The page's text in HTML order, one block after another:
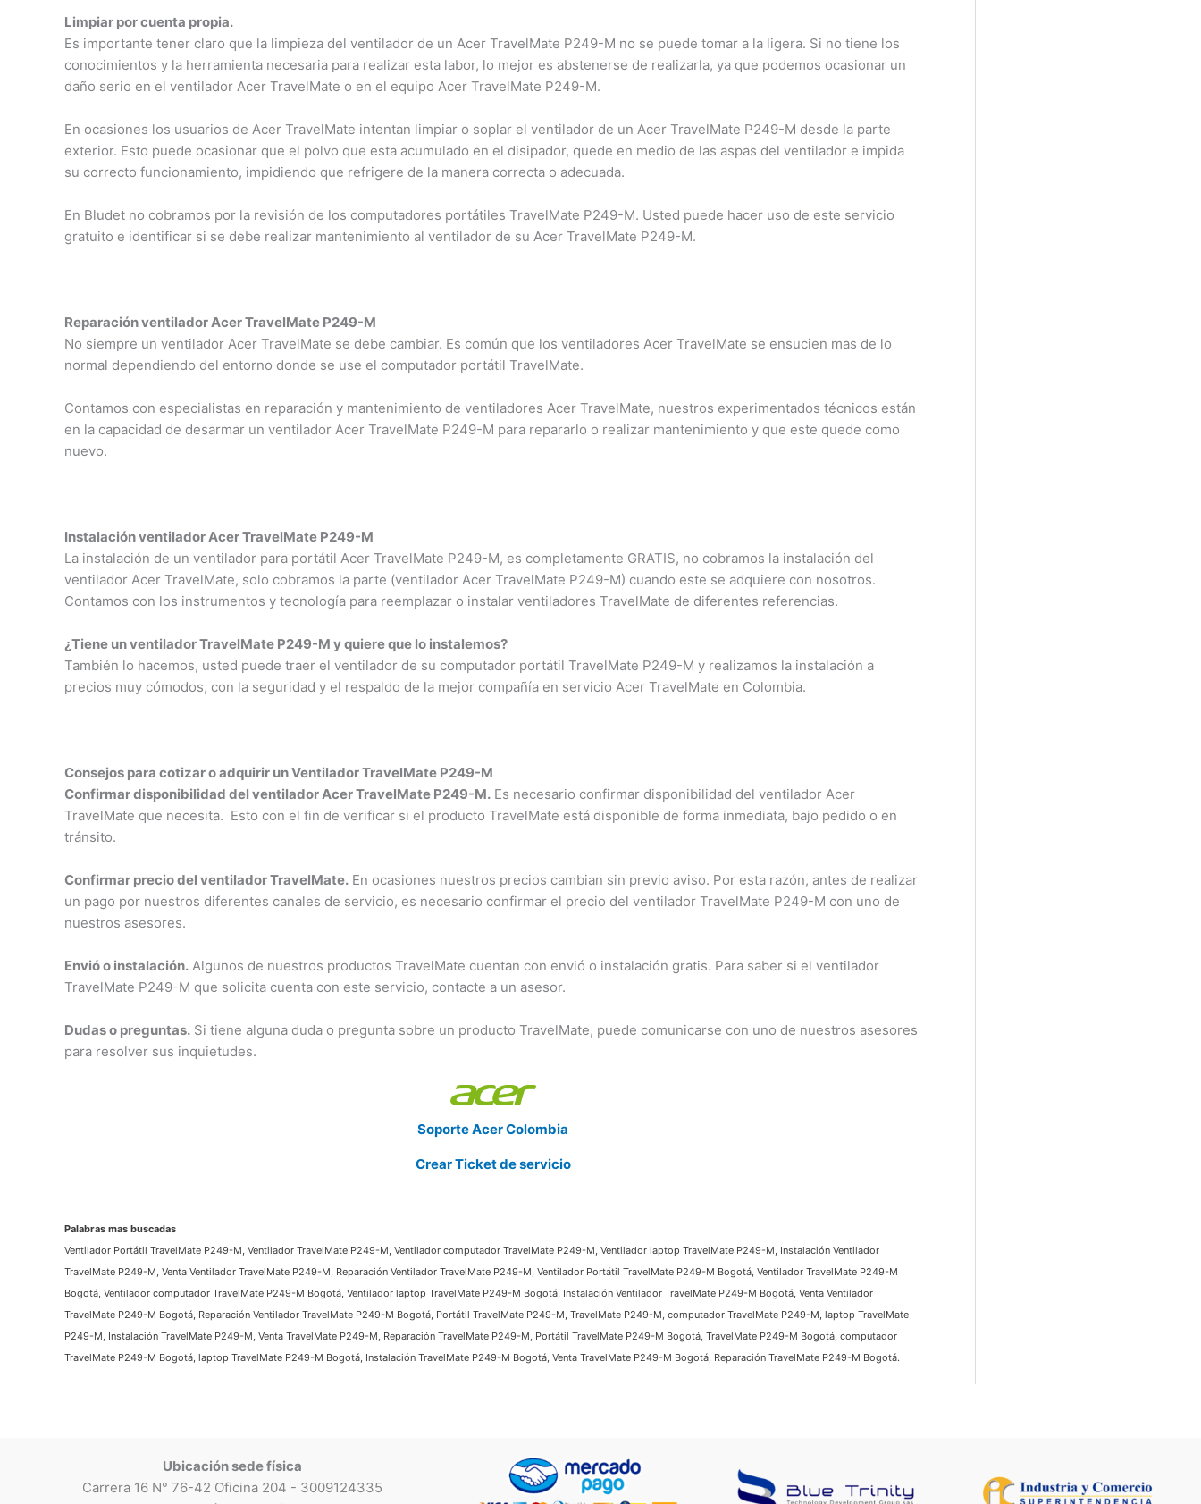
Limpiar por cuenta propia.
Es importante tener claro que la limpieza del ventilador de un Acer TravelMate P249-M no se puede tomar a la ligera. Si no tiene los
conocimientos y la herramienta necesaria para realizar esta labor, lo mejor es abstenerse de realizarla, ya que podemos ocasionar un
daño serio en el ventilador Acer TravelMate o en el equipo Acer TravelMate P249-M.
En ocasiones los usuarios de Acer TravelMate intentan limpiar o soplar el ventilador de un Acer TravelMate P249-M desde la parte
exterior. Esto puede ocasionar que el polvo que esta acumulado en el disipador, quede en medio de las aspas del ventilador e impida
su correcto funcionamiento, impidiendo que refrigere de la manera correcta o adecuada.
En Bludet no cobramos por la revisión de los computadores portátiles TravelMate P249-M. Usted puede hacer uso de este servicio
gratuito e identificar si se debe realizar mantenimiento al ventilador de su Acer TravelMate P249-M.
Reparación ventilador Acer TravelMate P249-M
No siempre un ventilador Acer TravelMate se debe cambiar. Es común que los ventiladores Acer TravelMate se ensucien mas de lo
normal dependiendo del entorno donde se use el computador portátil TravelMate.
Contamos con especialistas en reparación y mantenimiento de ventiladores Acer TravelMate, nuestros experimentados técnicos están
en la capacidad de desarmar un ventilador Acer TravelMate P249-M para repararlo o realizar mantenimiento y que este quede como
nuevo.
Instalación ventilador Acer TravelMate P249-M
La instalación de un ventilador para portátil Acer TravelMate P249-M, es completamente GRATIS, no cobramos la instalación del
ventilador Acer TravelMate, solo cobramos la parte (ventilador Acer TravelMate P249-M) cuando este se adquiere con nosotros.
Contamos con los instrumentos y tecnología para reemplazar o instalar ventiladores TravelMate de diferentes referencias.
¿Tiene un ventilador TravelMate P249-M y quiere que lo instalemos?
También lo hacemos, usted puede traer el ventilador de su computador portátil TravelMate P249-M y realizamos la instalación a
precios muy cómodos, con la seguridad y el respaldo de la mejor compañía en servicio Acer TravelMate en Colombia.
Consejos para cotizar o adquirir un Ventilador TravelMate P249-M
Confirmar disponibilidad del ventilador Acer TravelMate P249-M. Es necesario confirmar disponibilidad del ventilador Acer
TravelMate que necesita. Esto con el fin de verificar si el producto TravelMate está disponible de forma inmediata, bajo pedido o en
tránsito.
Confirmar precio del ventilador TravelMate. En ocasiones nuestros precios cambian sin previo aviso. Por esta razón, antes de realizar
un pago por nuestros diferentes canales de servicio, es necesario confirmar el precio del ventilador TravelMate P249-M con uno de
nuestros asesores.
Envió o instalación. Algunos de nuestros productos TravelMate cuentan con envió o instalación gratis. Para saber si el ventilador
TravelMate P249-M que solicita cuenta con este servicio, contacte a un asesor.
Dudas o preguntas. Si tiene alguna duda o pregunta sobre un producto TravelMate, puede comunicarse con uno de nuestros asesores
para resolver sus inquietudes.
Soporte Acer Colombia
Crear Ticket de servicio
Palabras mas buscadas
Ventilador Portátil TravelMate P249-M, Ventilador TravelMate P249-M, Ventilador computador TravelMate P249-M, Ventilador laptop TravelMate P249-M, Instalación Ventilador
TravelMate P249-M, Venta Ventilador TravelMate P249-M, Reparación Ventilador TravelMate P249-M, Ventilador Portátil TravelMate P249-M Bogotá, Ventilador TravelMate P249-M
Bogotá, Ventilador computador TravelMate P249-M Bogotá, Ventilador laptop TravelMate P249-M Bogotá, Instalación Ventilador TravelMate P249-M Bogotá, Venta Ventilador
TravelMate P249-M Bogotá, Reparación Ventilador TravelMate P249-M Bogotá, Portátil TravelMate P249-M, TravelMate P249-M, computador TravelMate P249-M, laptop TravelMate
P249-M, Instalación TravelMate P249-M, Venta TravelMate P249-M, Reparación TravelMate P249-M, Portátil TravelMate P249-M Bogotá, TravelMate P249-M Bogotá, computador
TravelMate P249-M Bogotá, laptop TravelMate P249-M Bogotá, Instalación TravelMate P249-M Bogotá, Venta TravelMate P249-M Bogotá, Reparación TravelMate P249-M Bogotá.
Ubicación sede física
Carrera 16 N° 76-42 Oficina 204 - 3009124335